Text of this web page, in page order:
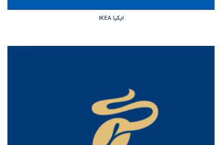
ایکیا IKEA